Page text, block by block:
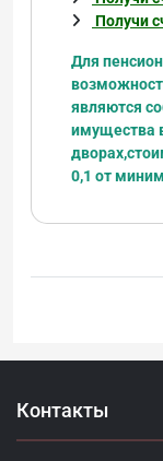
Получи
Для
являются
имущества
дворах,
0,1 от
Контакты